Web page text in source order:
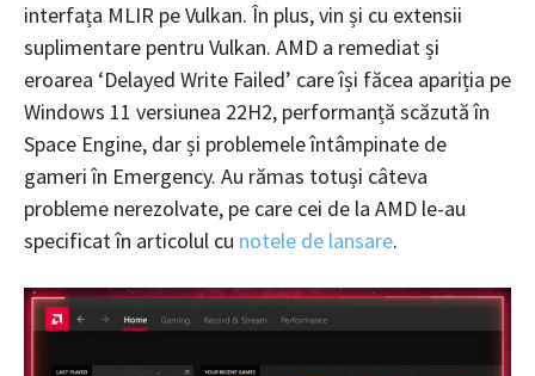
interfața MLIR pe Vulkan. În plus, vin și cu extensii
suplimentare pentru Vulkan. AMD a remediat și
eroarea ‘Delayed Write Failed’ care își făcea apariția pe
Windows 11 versiunea 22H2, performanță scăzută în
Space Engine, dar și problemele întâmpinate de
gameri în Emergency. Au rămas totuși câteva
probleme nerezolvate, pe care cei de la AMD le-au
specificat în articolul cu notele de lansare.